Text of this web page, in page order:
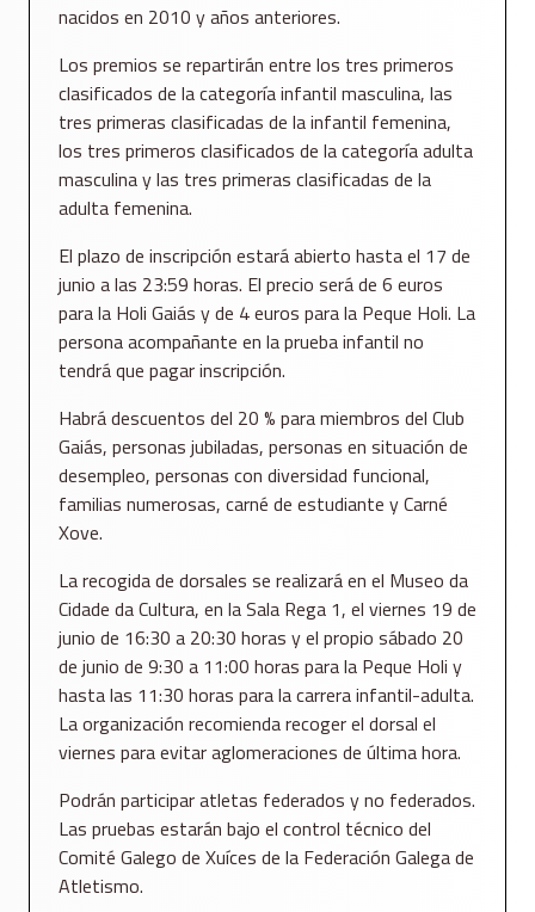
nacidos en 2010 y años anteriores.
Los premios se repartirán entre los tres primeros
clasificados de la categoría infantil masculina, las
tres primeras clasificadas de la infantil femenina,
los tres primeros clasificados de la categoría adulta
masculina y las tres primeras clasificadas de la
adulta femenina.
El plazo de inscripción estará abierto hasta el 17 de
junio a las 23:59 horas. El precio será de 6 euros
para la Holi Gaiás y de 4 euros para la Peque Holi. La
persona acompañante en la prueba infantil no
tendrá que pagar inscripción.
Habrá descuentos del 20 % para miembros del Club
Gaiás, personas jubiladas, personas en situación de
desempleo, personas con diversidad funcional,
familias numerosas, carné de estudiante y Carné
Xove.
La recogida de dorsales se realizará en el Museo da
Cidade da Cultura, en la Sala Rega 1, el viernes 19 de
junio de 16:30 a 20:30 horas y el propio sábado 20
de junio de 9:30 a 11:00 horas para la Peque Holi y
hasta las 11:30 horas para la carrera infantil-adulta.
La organización recomienda recoger el dorsal el
viernes para evitar aglomeraciones de última hora.
Podrán participar atletas federados y no federados.
Las pruebas estarán bajo el control técnico del
Comité Galego de Xuíces de la Federación Galega de
Atletismo.